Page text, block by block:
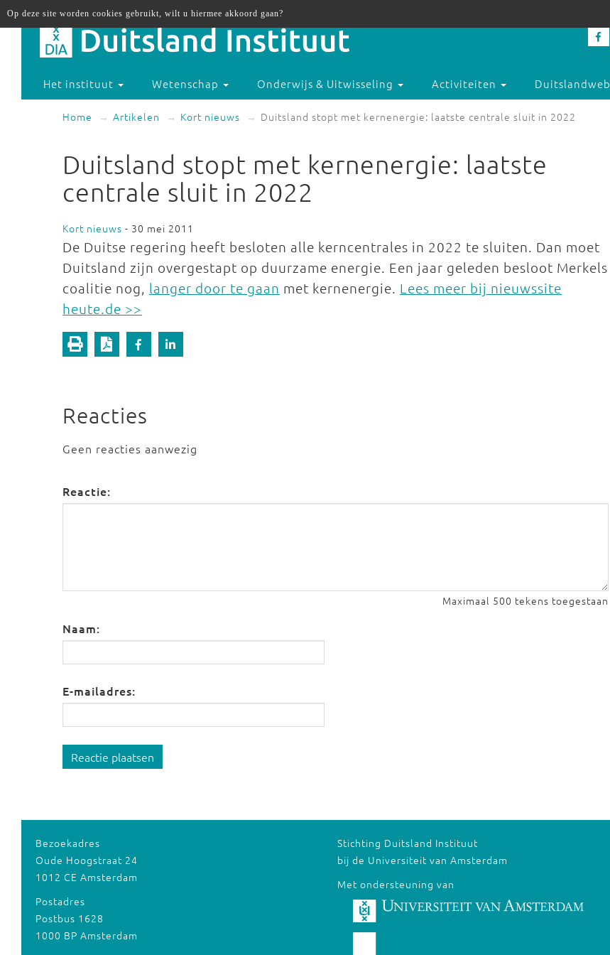
Het instituut Wetenschap Onderwijs & Uitwisseling Activiteiten Duitslandweb
Home Artikelen Kort nieuws Duitsland stopt met kernenergie: laatste centrale sluit in 2022
Duitsland stopt met kernenergie: laatste
centrale sluit in 2022
Kort nieuws - 30 mei 2011
De Duitse regering heeft besloten alle kerncentrales in 2022 te sluiten. Dan moet
Duitsland zijn overgestapt op duurzame energie. Een jaar geleden besloot Merkels
coalitie nog, langer door te gaan met kernenergie. Lees meer bij nieuwssite
heute.de >>
Reacties
Geen reacties aanwezig
Reactie:
Maximaal 500 tekens toegestaan
Naam:
E-mailadres:
Reactie plaatsen
Bezoekadres
Oude Hoogstraat 24
1012 CE Amsterdam
Postadres
Postbus 1628
1000 BP Amsterdam
Stichting Duitsland Instituut
bij de Universiteit van Amsterdam
Met ondersteuning van
Op deze site worden cookies gebruikt, wilt u hiermee akkoord gaan?